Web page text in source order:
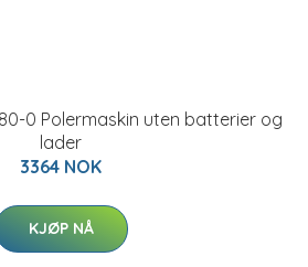
0 Polermaskin uten batterier og
lader
3364 NOK
KJØP NÅ